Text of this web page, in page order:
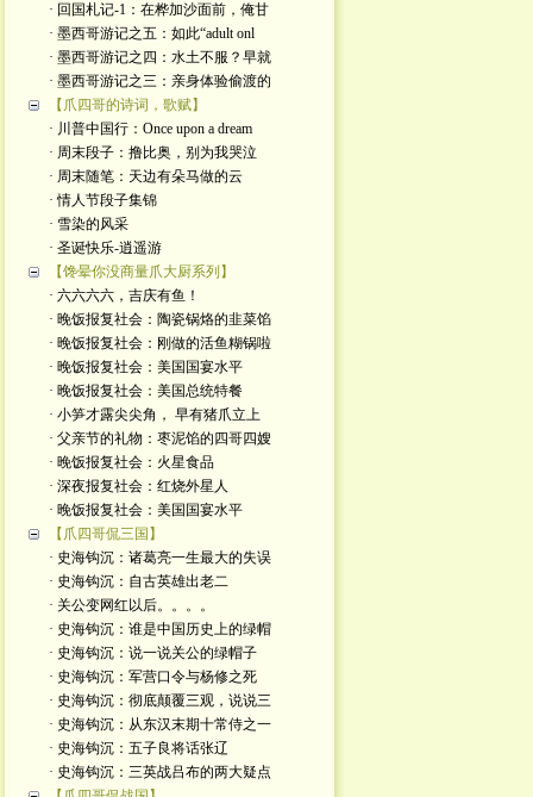
· 回国札记-1：在桦加沙面前，俺甘
· 墨西哥游记之五：如此“adult onl
· 墨西哥游记之四：水土不服？早就
· 墨西哥游记之三：亲身体验偷渡的
【爪四哥的诗词，歌赋】
· 川普中国行：Once upon a dream
· 周末段子：撸比奥，别为我哭泣
· 周末随笔：天边有朵马做的云
· 情人节段子集锦
· 雪染的风采
· 圣诞快乐-逍遥游
【馋晕你没商量爪大厨系列】
· 六六六六，吉庆有鱼！
· 晚饭报复社会：陶瓷锅烙的韭菜馅
· 晚饭报复社会：刚做的活鱼糊锅啦
· 晚饭报复社会：美国国宴水平
· 晚饭报复社会：美国总统特餐
· 小笋才露尖尖角， 早有猪爪立上
· 父亲节的礼物：枣泥馅的四哥四嫂
· 晚饭报复社会：火星食品
· 深夜报复社会：红烧外星人
· 晚饭报复社会：美国国宴水平
【爪四哥侃三国】
· 史海钩沉：诸葛亮一生最大的失误
· 史海钩沉：自古英雄出老二
· 关公变网红以后。。。。
· 史海钩沉：谁是中国历史上的绿帽
· 史海钩沉：说一说关公的绿帽子
· 史海钩沉：军营口令与杨修之死
· 史海钩沉：彻底颠覆三观，说说三
· 史海钩沉：从东汉末期十常侍之一
· 史海钩沉：五子良将话张辽
· 史海钩沉：三英战吕布的两大疑点